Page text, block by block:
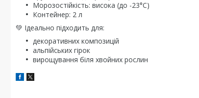
Морозостійкість: висока (до -23°C)
Контейнер: 2 л
💚 Ідеально підходить для:
декоративних композицій
альпійських гірок
вирощування біля хвойних рослин